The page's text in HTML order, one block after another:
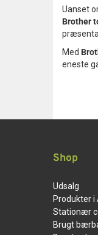
Uanset
Brother
Med
eneste
Shop
Udsalg
Produkter i
Stationær
Brugt